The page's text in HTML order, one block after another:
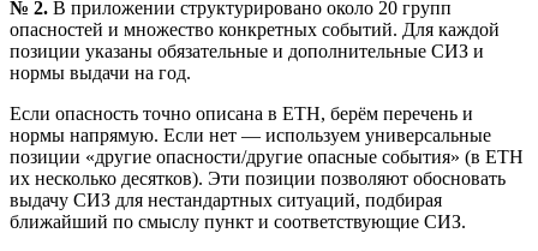
№ 2. В приложении структурировано около 20 групп
опасностей и множество конкретных событий. Для каждой
позиции указаны обязательные и дополнительные СИЗ и
нормы выдачи на год.
Если опасность точно описана в ЕТН, берём перечень и
нормы напрямую. Если нет — используем универсальные
позиции «другие опасности/другие опасные события» (в ЕТН
их несколько десятков). Эти позиции позволяют обосновать
выдачу СИЗ для нестандартных ситуаций, подбирая
ближайший по смыслу пункт и соответствующие СИЗ.